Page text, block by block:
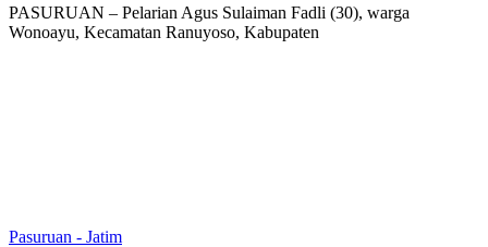
PASURUAN – Pelarian Agus Sulaiman Fadli (30), warga
Wonoayu, Kecamatan Ranuyoso, Kabupaten
Pasuruan - Jatim